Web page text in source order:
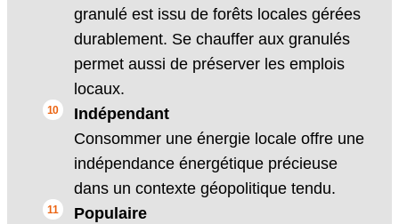
granulé est issu de forêts locales gérées
durablement. Se chauffer aux granulés
permet aussi de préserver les emplois
locaux.
Indépendant
Consommer une énergie locale offre une
indépendance énergétique précieuse
dans un contexte géopolitique tendu.
Populaire